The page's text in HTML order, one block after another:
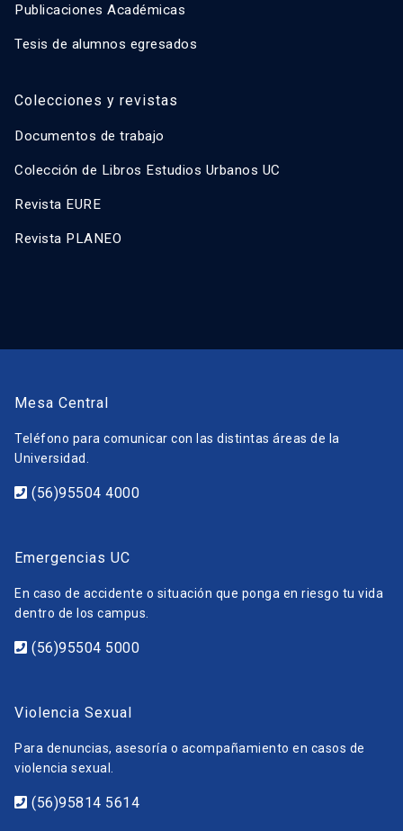
Publicaciones Académicas
Tesis de alumnos egresados
Colecciones y revistas
Documentos de trabajo
Colección de Libros Estudios Urbanos UC
Revista EURE
Revista PLANEO
Mesa Central
Teléfono para comunicar con las distintas áreas de la
Universidad.
(56)95504 4000
Emergencias UC
En caso de accidente o situación que ponga en riesgo tu vida
dentro de los campus.
(56)95504 5000
Violencia Sexual
Para denuncias, asesoría o acompañamiento en casos de
violencia sexual.
(56)95814 5614